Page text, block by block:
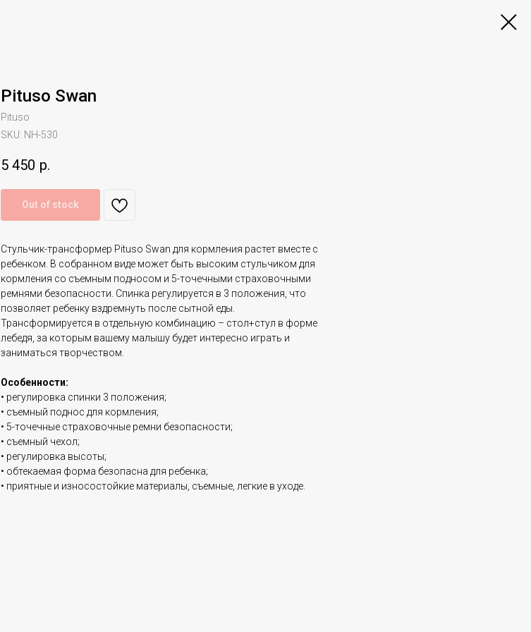
Pituso Swan
Pituso
SKU: NH-530
5 450 р.
Out of stock
Стульчик-трансформер Pituso Swan для кормления растет вместе с
ребенком. В собранном виде может быть высоким стульчиком для
кормления со съемным подносом и 5-точечными страховочными
ремнями безопасности. Спинка регулируется в 3 положения, что
позволяет ребенку вздремнуть после сытной еды.
Трансформируется в отдельную комбинацию – стол+стул в форме
лебедя, за которым вашему малышу будет интересно играть и
заниматься творчеством.
Особенности:
• регулировка спинки 3 положения;
• съемный поднос для кормления;
• 5-точечные страховочные ремни безопасности;
• съемный чехол;
• регулировка высоты;
• обтекаемая форма безопасна для ребенка;
• приятные и износостойкие материалы, съемные, легкие в уходе.